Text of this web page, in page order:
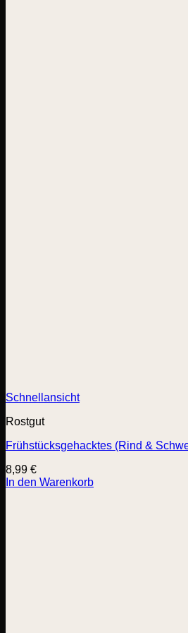
Schnellansicht
Rostgut
Frühstücksgehacktes (Rind &
8,99 €
In den Warenkorb